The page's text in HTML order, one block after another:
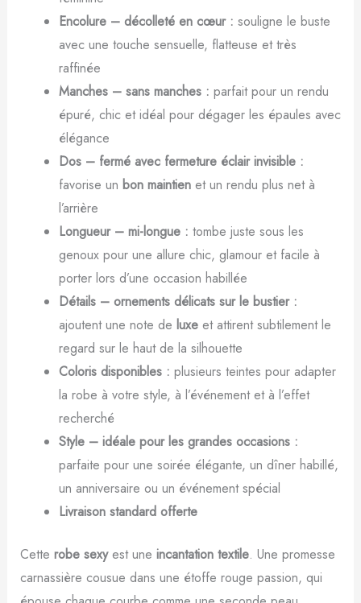
Encolure – décolleté en cœur : souligne le buste
avec une touche sensuelle, flatteuse et très
raffinée
Manches – sans manches : parfait pour un rendu
épuré, chic et idéal pour dégager les épaules avec
élégance
Dos – fermé avec fermeture éclair invisible :
favorise un bon maintienet un rendu plus net à
l’arrière
Longueur – mi-longue : tombe juste sous les
genoux pour une allure chic, glamour et facile à
porter lors d’une occasion habillée
Détails – ornements délicats sur le bustier :
ajoutent une note de luxeet attirent subtilement le
regard sur le haut de la silhouette
Coloris disponibles : plusieurs teintes pour adapter
la robe à votre style, à l’événement et à l’effet
recherché
Style – idéale pour les grandes occasions :
parfaite pour une soirée élégante, un dîner habillé,
un anniversaire ou un événement spécial
Livraison standard offerte
Cette robe sexyest une incantation textile. Une promesse
carnassière cousue dans une étoffe rouge passion, qui